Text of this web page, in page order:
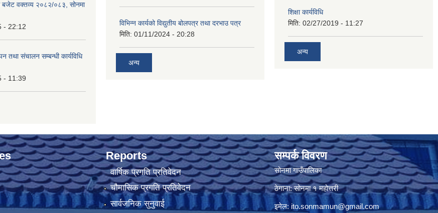
बजेट वक्तव्य २०८२/०८३, सोनमा
- 22:12
तथा संचालन सम्बन्धी कार्यविधि
- 11:39
विभिन्न कार्यको विद्युतीय बोलपत्र तथा दरभाउ पत्र
मिति: 01/11/2024 - 20:28
अन्य
शिक्षा कार्यविधि
मिति: 02/27/2019 - 11:27
अन्य
Reports
वार्षिक प्रगति प्रतिवेदन
चौमासिक प्रगति प्रतिवेदन
सार्वजनिक सुनुवाई
सम्पर्क विवरण
सोनमा गाउँपालिका
ठेगाना: सोनमा १ महोत्तरी
इमेल: ito.sonmamun@gmail.com